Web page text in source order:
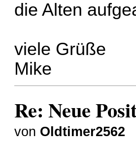
die Alten
viele Grüße
Mike
Re: Neue
von Oldtimer2562